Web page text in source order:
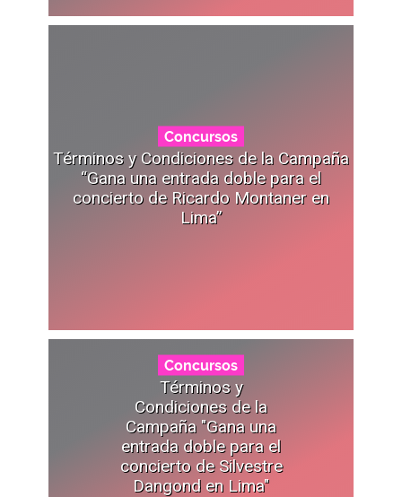
Concursos
Términos y Condiciones de la Campaña
“Gana una entrada doble para el
concierto de Ricardo Montaner en
Lima”
Concursos
Términos y
Condiciones de la
Campaña "Gana una
entrada doble para el
concierto de Silvestre
Dangond en Lima"